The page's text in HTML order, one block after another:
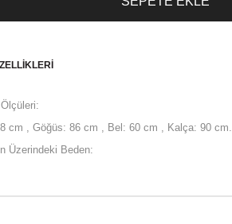
cm , Göğüs: 86 cm , Bel: 60 cm , Kalça: 90 cm.
Üzerindeki Beden: